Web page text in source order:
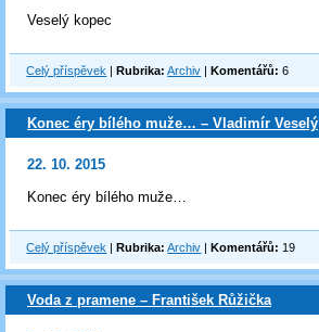
Veselý kopec
Celý příspěvek |Rubrika: Archiv |Komentářů: 6
Konec éry bílého muže… – Vladimír Veselý
22. 10. 2015
Konec éry bílého muže…
Celý příspěvek |Rubrika: Archiv |Komentářů: 19
Voda z pramene – František Růžička